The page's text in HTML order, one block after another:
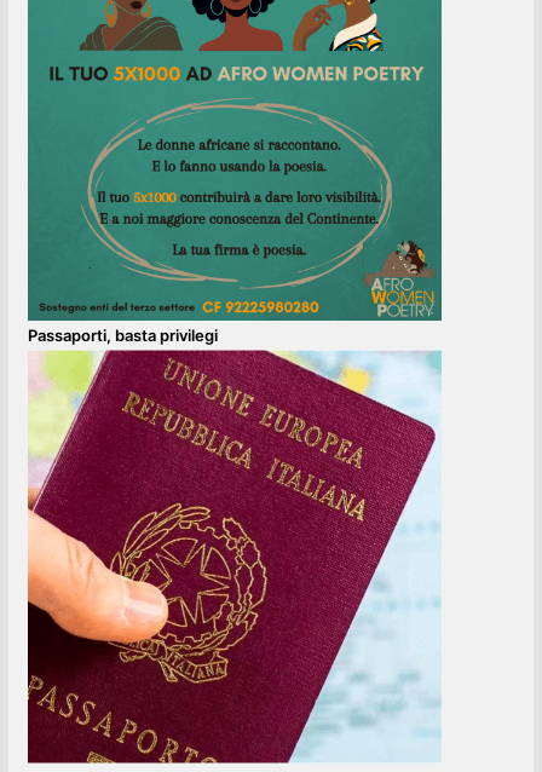
Passaporti, basta privilegi